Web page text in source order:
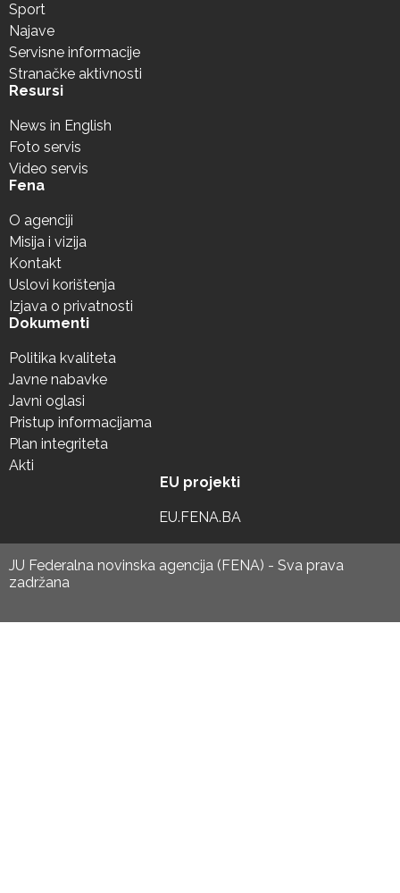
Sport
Najave
Servisne informacije
Stranačke aktivnosti
Resursi
News in English
Foto servis
Video servis
Fena
O agenciji
Misija i vizija
Kontakt
Uslovi korištenja
Izjava o privatnosti
Dokumenti
Politika kvaliteta
Javne nabavke
Javni oglasi
Pristup informacijama
Plan integriteta
Akti
EU projekti
EU.FENA.BA
JU Federalna novinska agencija (FENA) - Sva prava
zadržana